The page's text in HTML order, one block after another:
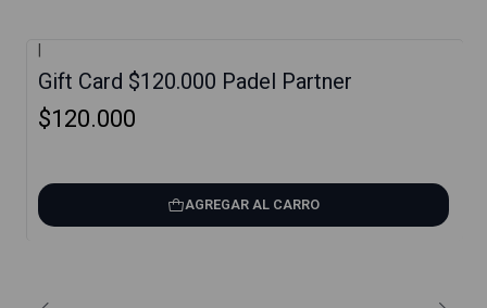
Gift Card $120.000 Padel Partner
$120.000
AGREGAR AL CARRO